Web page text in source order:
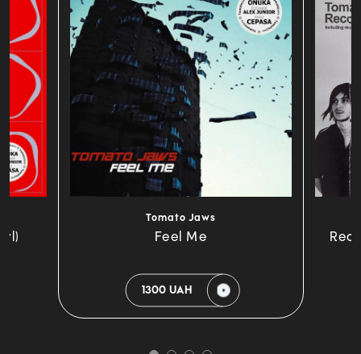
Tomato Jaws
Feel Me
1300 UAH